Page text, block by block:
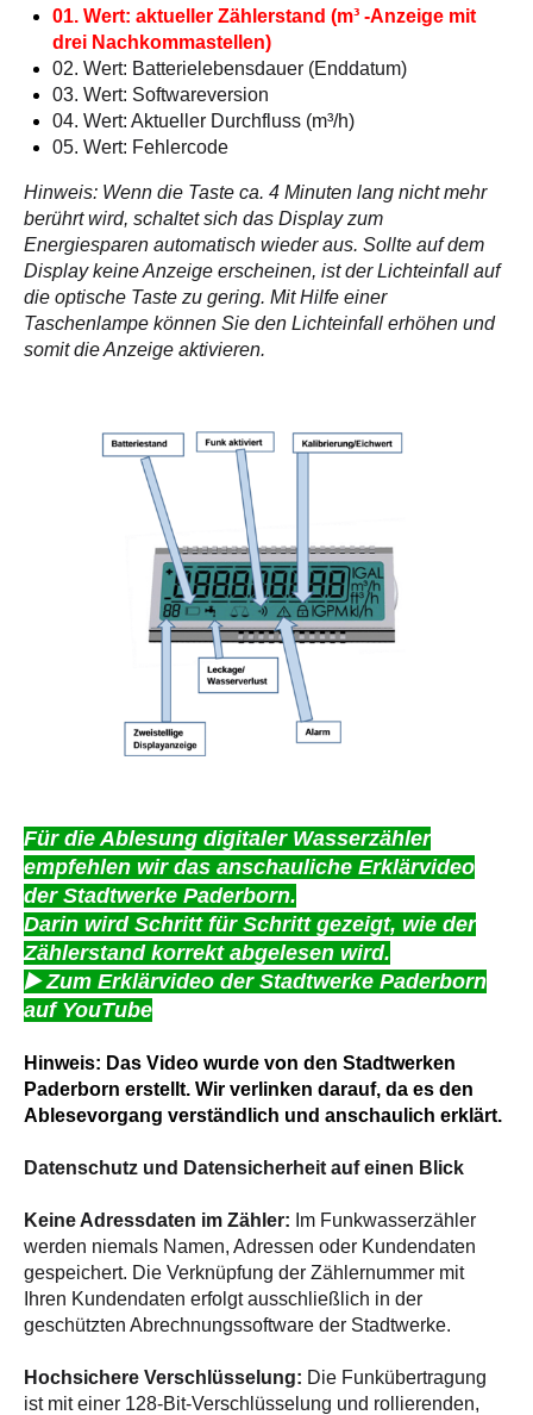
01. Wert: aktueller Zählerstand (m³ -Anzeige mit
drei Nachkommastellen)
02. Wert: Batterielebensdauer (Enddatum)
03. Wert: Softwareversion
04. Wert: Aktueller Durchfluss (m³/h)
05. Wert: Fehlercode
Hinweis: Wenn die Taste ca. 4 Minuten lang nicht mehr
berührt wird, schaltet sich das Display zum
Energiesparen automatisch wieder aus. Sollte auf dem
Display keine Anzeige erscheinen, ist der Lichteinfall auf
die optische Taste zu gering. Mit Hilfe einer
Taschenlampe können Sie den Lichteinfall erhöhen und
somit die Anzeige aktivieren.
Für die Ablesung digitaler Wasserzähler
empfehlen wir das anschauliche Erklärvideo
der Stadtwerke Paderborn.
Darin wird Schritt für Schritt gezeigt, wie der
Zählerstand korrekt abgelesen wird.
▶️ Zum Erklärvideo der Stadtwerke Paderborn
auf YouTube
Hinweis: Das Video wurde von den Stadtwerken
Paderborn erstellt. Wir verlinken darauf, da es den
Ablesevorgang verständlich und anschaulich erklärt.
Datenschutz und Datensicherheit auf einen Blick
Keine Adressdaten im Zähler: Im Funkwasserzähler
werden niemals Namen, Adressen oder Kundendaten
gespeichert. Die Verknüpfung der Zählernummer mit
Ihren Kundendaten erfolgt ausschließlich in der
geschützten Abrechnungssoftware der Stadtwerke.
Hochsichere Verschlüsselung: Die Funkübertragung
ist mit einer 128-Bit-Verschlüsselung und rollierenden,